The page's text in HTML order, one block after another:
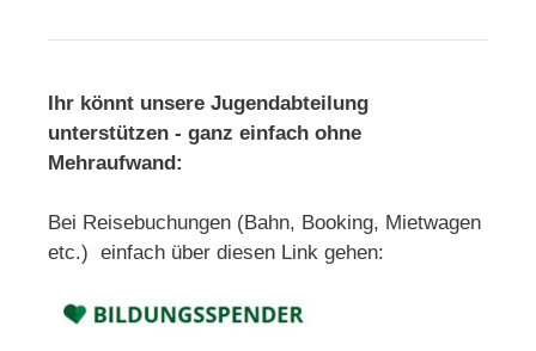
Ihr könnt unsere Jugendabteilung
unterstützen - ganz einfach ohne
Mehraufwand:
Bei Reisebuchungen (Bahn, Booking, Mietwagen
etc.) einfach über diesen Link gehen: